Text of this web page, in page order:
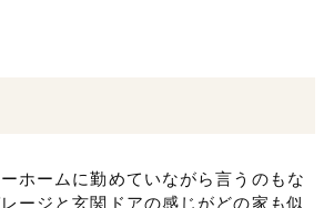
ホームに勤めていながら言うのもな
ージと玄関ドアの感じがどの家も似